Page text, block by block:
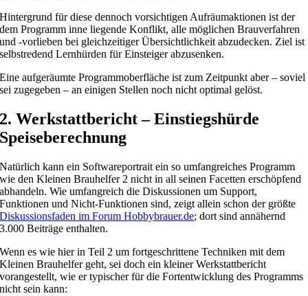
Hintergrund für diese dennoch vorsichtigen Aufräumaktionen ist der
dem Programm inne liegende Konflikt, alle möglichen Brauverfahren
und ‑vorlieben bei gleichzeitiger Übersichtlichkeit abzudecken. Ziel ist
selbstredend Lernhürden für Einsteiger abzusenken.
Eine aufgeräumte Programmoberfläche ist zum Zeitpunkt aber – soviel
sei zugegeben – an einigen Stellen noch nicht optimal gelöst.
2. Werkstattbericht – Einstiegshürde
Speiseberechnung
Natürlich kann ein Softwareportrait ein so umfangreiches Programm
wie den Kleinen Brauhelfer 2 nicht in all seinen Facetten erschöpfend
abhandeln. Wie umfangreich die Diskussionen um Support,
Funktionen und Nicht-Funktionen sind, zeigt allein schon der größte
Diskussionsfaden im Forum Hobbybrauer.de; dort sind annähernd
3.000 Beiträge enthalten.
Wenn es wie hier in Teil 2 um fortgeschrittene Techniken mit dem
Kleinen Brauhelfer geht, sei doch ein kleiner Werkstattbericht
vorangestellt, wie er typischer für die Fortentwicklung des Programms
nicht sein kann: